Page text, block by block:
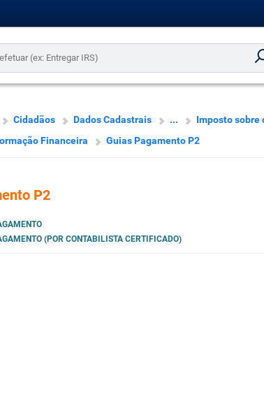
Cidadãos Dados Cadastrais ...
Imposto sobre
Financeira Guias Pagamento P2
P2
(POR CONTABILISTA CERTIFICADO)